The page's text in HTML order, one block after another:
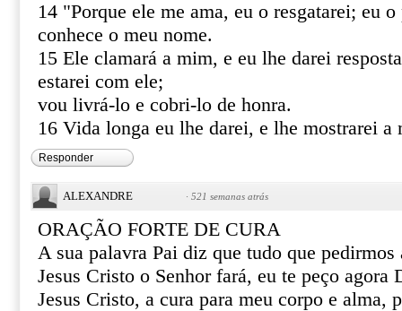
14 "Porque ele me ama, eu o resgatarei; eu
conhece o meu nome.
15 Ele clamará a mim, e eu lhe darei
estarei com ele;
vou livrá-lo e cobri-lo de honra.
16 Vida longa eu lhe darei, e lhe mostrarei a
Responder
ALEXANDRE · 521 semanas atrás
ORAÇÃO FORTE DE CURA
A sua palavra Pai diz que tudo que pedirmos
Jesus Cristo o Senhor fará, eu te peço agora
Jesus Cristo, a cura para meu corpo e alma,